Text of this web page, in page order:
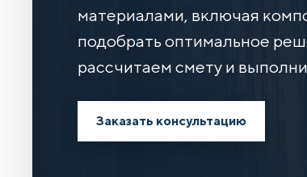
материалами, включая
подобрать оптимальное
рассчитаем смету и
Заказать консультацию